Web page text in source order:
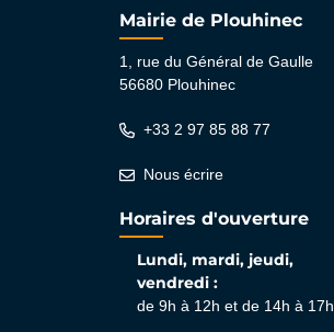
Mairie de Plouhinec
1, rue du Général de Gaulle
56680 Plouhinec
+33 2 97 85 88 77
Nous écrire
Horaires d'ouverture
Lundi, mardi, jeudi,
vendredi :
de 9h à 12h et de 14h à 17h